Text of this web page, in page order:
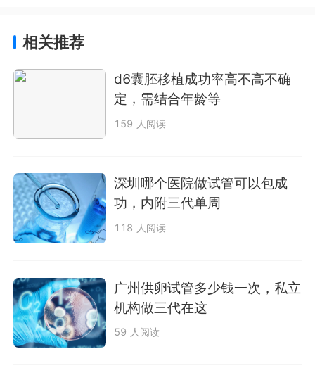
相关推荐
d6囊胚移植成功率高不高不确
定，需结合年龄等
159 人阅读
深圳哪个医院做试管可以包成
功，内附三代单周
118 人阅读
广州供卵试管多少钱一次，私立
机构做三代在这
59 人阅读